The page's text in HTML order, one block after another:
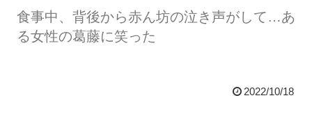
食事中、背後から赤ん坊の泣き声がして…あ
る女性の葛藤に笑った
2022/10/18